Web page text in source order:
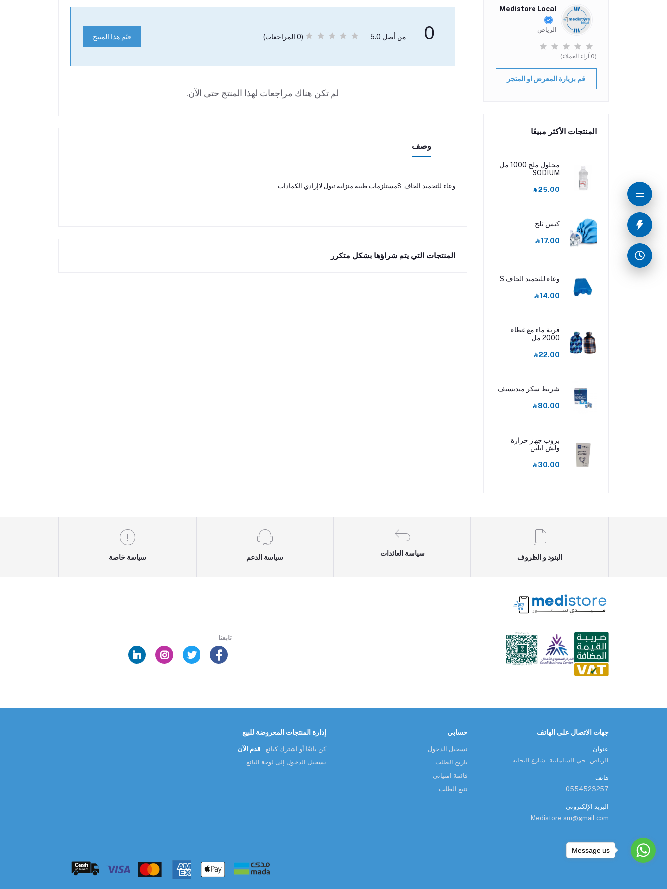
Medistore Local
الرياض
(0 آراء العملاء)
قم بزيارة المعرض او المتجر
المنتجات الأكثر مبيعًا
محلول ملح 1000 مل
SODIUM
‎⃁ 25.00
كيس ثلج
‎⃁ 17.00
وعاء للتجميد الجاف S
‎⃁ 14.00
قربة ماء مع غطاء
2000 مل
‎⃁ 22.00
شريط سكر ميديسيف
‎⃁ 80.00
بروب جهاز حرارة
ولش ايلين
‎⃁ 30.00
0 من أصل 5.0 (0 المراجعات) قيّم هذا المنتج
لم تكن هناك مراجعات لهذا المنتج حتى الآن.
وصف
وعاء للتجميد الجاف Sمستلزمات طبية منزلية تبول لاإرادي الكمادات.
المنتجات التي يتم شراؤها بشكل متكرر
البنود و الظروف
سياسة العائدات
سياسة الدعم سياسة خاصة
تابعنا
جهات الاتصال على الهاتف
عنوان
الرياض - حي السلمانية - شارع التحليه
هاتف
0554523257
البريد الإلكتروني
Medistore.sm@gmail.com
حسابي
تسجيل الدخول
تاريخ الطلب
قائمة امنياتي
تتبع الطلب
إدارة المنتجات المعروضة للبيع
كن بائعًا أو اشترك كبائع
قدم الآن
تسجيل الدخول إلى لوحة البائع
Message us